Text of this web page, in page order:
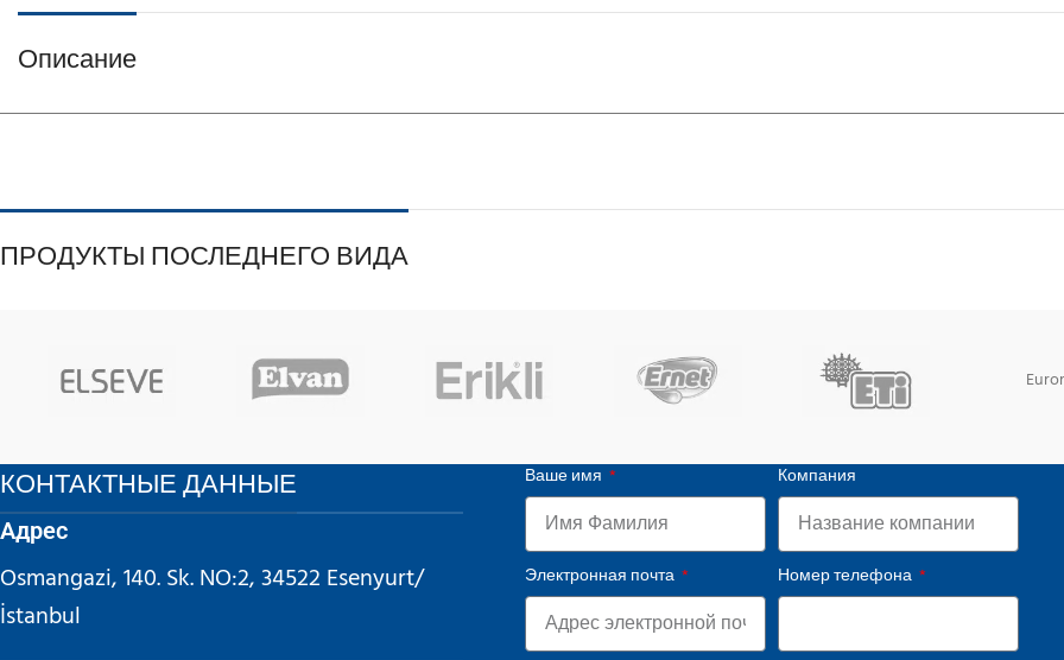
Описание
ПРОДУКТЫ ПОСЛЕДНЕГО ВИДА
КОНТАКТНЫЕ ДАННЫЕ
Адрес
Osmangazi, 140. Sk. NO:2, 34522 Esenyurt/
İstanbul
Ваше имя Компания
Электронная почта Номер телефона